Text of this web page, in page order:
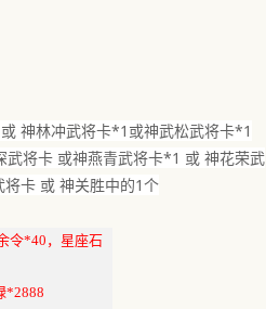
神林冲武将卡*1或神武松武将卡*1
将卡 或神燕青武将卡*1 或 神花荣武
卡 或 神关胜中的1个
令*40，星座石
*2888